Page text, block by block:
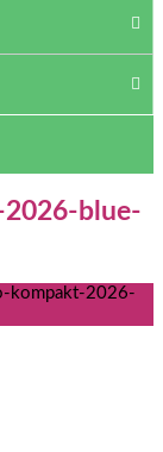
blue-
kompakt-2026-